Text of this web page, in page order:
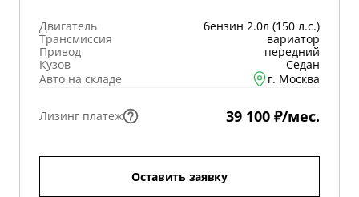
Двигатель
бензин 2.0л (150 л.с.)
Трансмиссия
вариатор
Привод
передний
Кузов
Седан
Авто на складе
г. Москва
Лизинг платеж 39 100 ₽/мес.
Оставить заявку